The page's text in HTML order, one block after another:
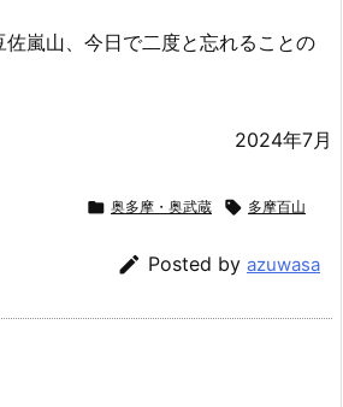
佐嵐山、今日で二度と忘れることの
2024年7月
 奥多摩・奥武蔵  多摩百山
 Posted by azuwasa